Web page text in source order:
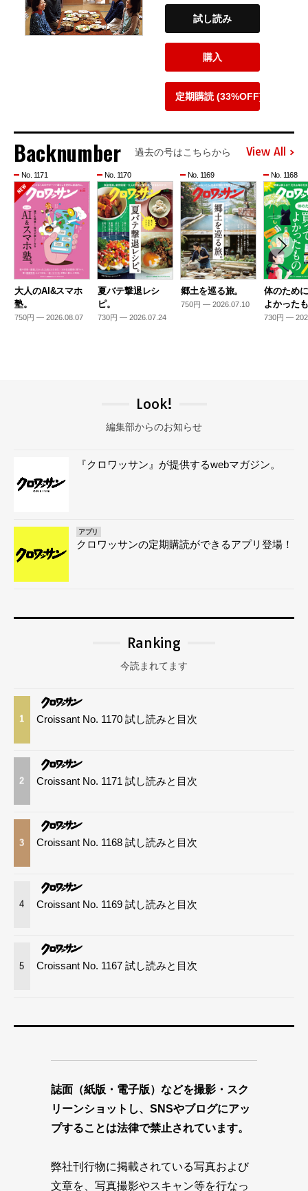
試し読み
購入
定期購読 (33%OFF)
Backnumber 過去の号はこちらから View All
No. 1171
大人のAI&スマホ
塾。
750円 — 2026.08.07
No. 1170
夏バテ撃退レシ
ピ。
730円 — 2026.07.24
No. 1169
郷土を巡る旅。
750円 — 2026.07.10
No. 1168
体のため
よかった
730円 —
Look!
編集部からのお知らせ
『クロワッサン』が提供するwebマガジン。
アプリ
クロワッサンの定期購読ができるアプリ登場！
Ranking
今読まれてます
1 Croissant No. 1170 試し読みと目次
2 Croissant No. 1171 試し読みと目次
3 Croissant No. 1168 試し読みと目次
4 Croissant No. 1169 試し読みと目次
5 Croissant No. 1167 試し読みと目次
誌面（紙版・電子版）などを撮影・スク
リーンショットし、SNSやブログにアッ
プすることは法律で禁止されています。
弊社刊行物に掲載されている写真および
文章を、写真撮影やスキャン等を行なっ